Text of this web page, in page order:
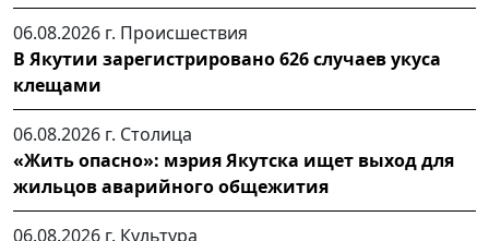
06.08.2026 г. Происшествия
В Якутии зарегистрировано 626 случаев укуса
клещами
06.08.2026 г. Столица
«Жить опасно»: мэрия Якутска ищет выход для
жильцов аварийного общежития
06.08.2026 г. Культура